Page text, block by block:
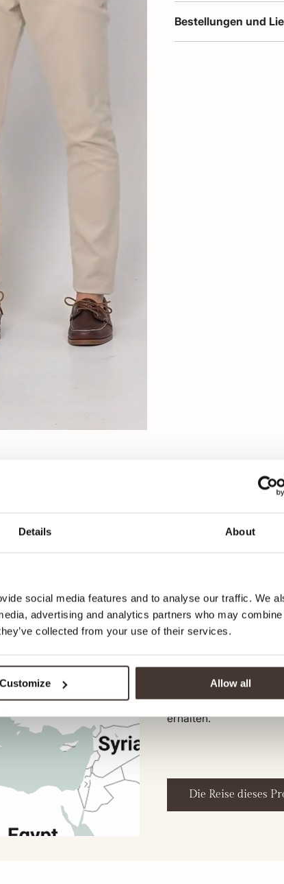
Details About
social media features and to analyse our traffic. We
advertising and analytics partners who may
collected from your use of their services.
Customize Allow all
Bestellungen und
Hier können Sie
Kleidungsstück
bis zur Anlieferung in
jeden Schritt
dass Sie ein ehrliches,
erhalten.
Die Reise dieses